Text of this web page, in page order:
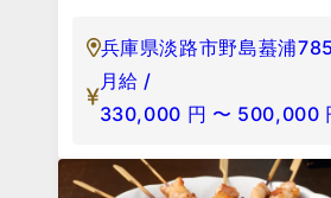
兵庫県淡路市野島蟇浦
月給 /
330,000 円 〜 500,000